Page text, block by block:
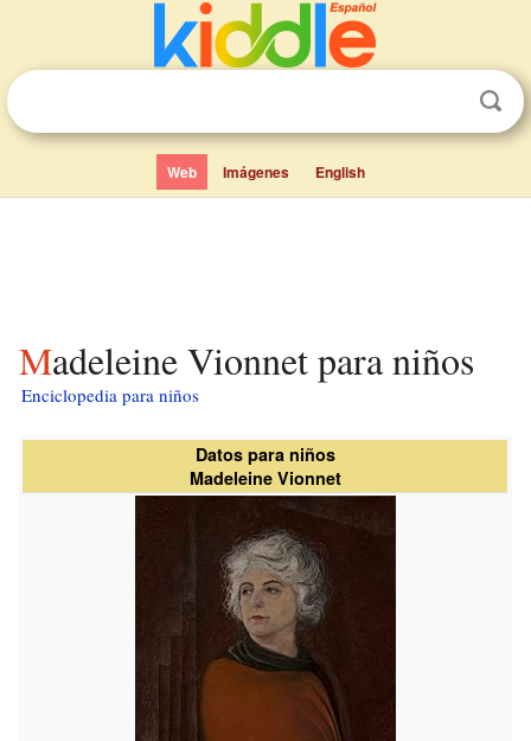
Web Imágenes English
Madeleine Vionnet para niños
Enciclopedia para niños
Datos para niños
Madeleine Vionnet